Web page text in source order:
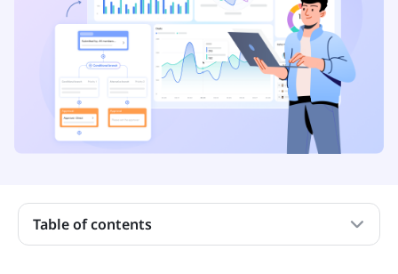
Table of contents
องค์ประกอบหลักของห่วงโซ่อุปทานที่มีประสิทธิภาพ